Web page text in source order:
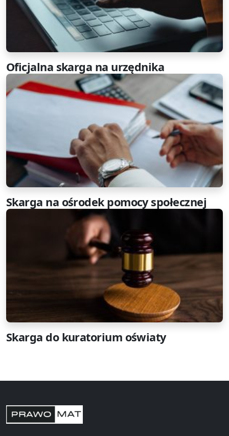
Oficjalna skarga na urzędnika
Skarga na ośrodek pomocy społecznej
Skarga do kuratorium oświaty